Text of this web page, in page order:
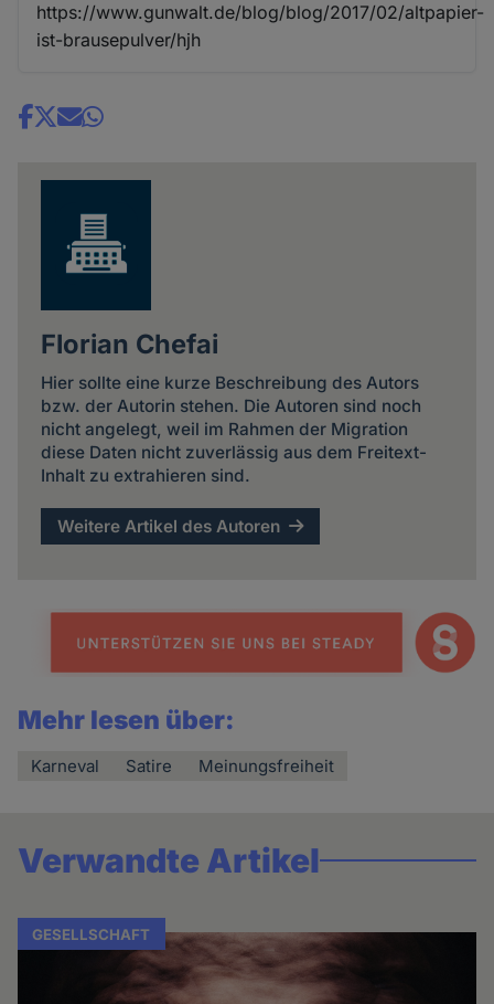
https://www.gunwalt.de/blog/blog/2017/02/altpapier-
ist-brausepulver/hjh
Share
Florian Chefai
Hier sollte eine kurze Beschreibung des Autors
bzw. der Autorin stehen. Die Autoren sind noch
nicht angelegt, weil im Rahmen der Migration
diese Daten nicht zuverlässig aus dem Freitext-
Inhalt zu extrahieren sind.
Weitere Artikel des Autoren
Mehr lesen über:
Karneval Satire Meinungsfreiheit
Verwandte Artikel
GESELLSCHAFT